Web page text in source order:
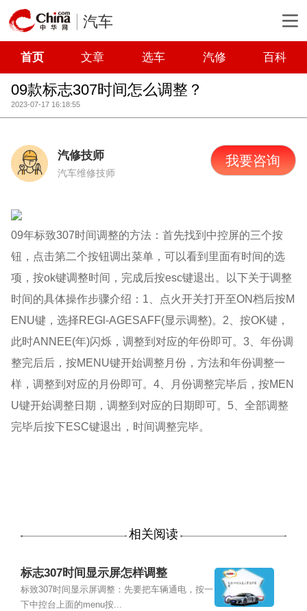
汽车
首页 文章 选车 汽修 百科
09款标志307时间怎么调整？
2023-07-17 16:18:55
汽修技师
汽车维修技师
我要咨询
09年标致307时间调整的方法：首先找到中控屏的三个按
钮，点击第二个按钮调出菜单，可以看到里面有时间的选
项，按ok键调整时间，完成后按esc键退出。以下关于调整
时间的具体操作步骤介绍：1、点火开关打开至ON档后按M
ENU键，选择REGl-AGESAFF(显示调整)。2、按OK键，
此时ANNEE(年)闪烁，调整到对应的年份即可。3、年份调
整完后后，按MENU键开始调整月份，方法和年份调整一
样，调整到对应的月份即可。4、月份调整完毕后，按MEN
U键开始调整日期，调整到对应的日期即可。5、全部调整
完毕后按下ESC键退出，时间调整完毕。
相关阅读
标志307时间显示屏怎样调整
标致307时间显示屏调整：先要把车辆通电，按一
下中控台上面的menu按...